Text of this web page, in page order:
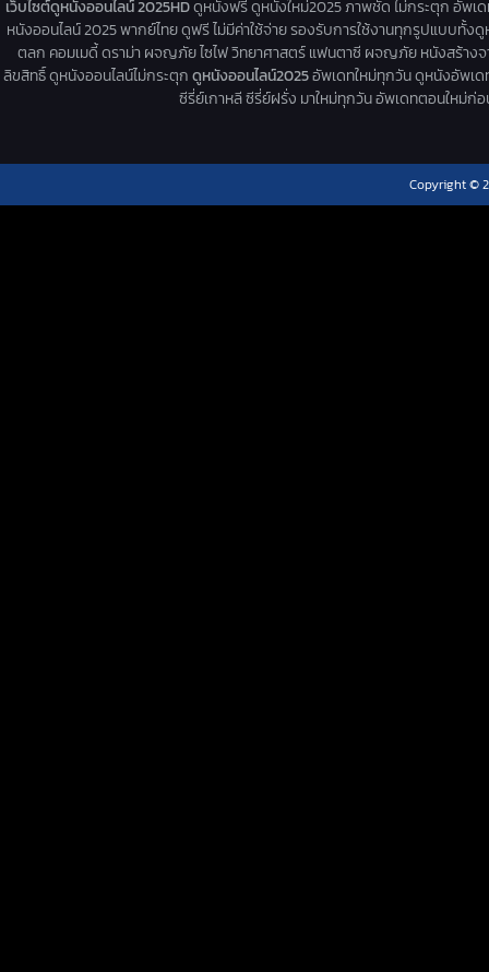
เว็บไซต์ดูหนังออนไลน์ 2025HDดูหนังฟรี ดูหนังใหม่2025 ภาพชัด ไม่กระตุก อัพเ
หนังออนไลน์ 2025 พากย์ไทย ดูฟรี ไม่มีค่าใช้จ่าย รองรับการใช้งานทุกรูปแบบทั้
ตลก คอมเมดี้ ดราม่า ผจญภัย ไซไฟ วิทยาศาสตร์ แฟนตาซี ผจญภัย หนังสร้างจ
ลิขสิทธิ์ ดูหนังออนไลน์ไม่กระตุกดูหนังออนไลน์2025อัพเดทใหม่ทุกวัน ดูหนังอัพเด
ซีรี่ย์เกาหลี ซีรี่ย์ฝรั่ง มาใหม่ทุกวัน อัพเดทตอนใหม่ก่
Copyright ©